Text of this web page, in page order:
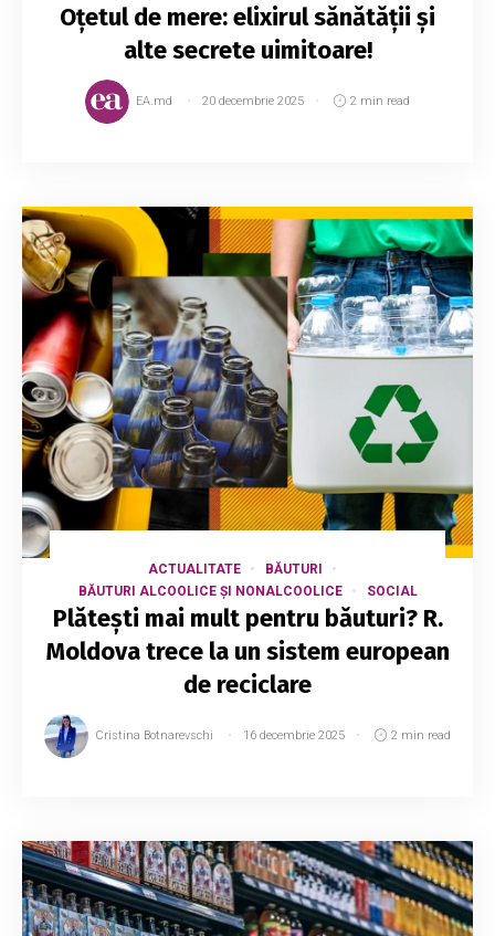
Oțetul de mere: elixirul sănătății și
alte secrete uimitoare!
EA.md 20 decembrie 2025 2 min read
ACTUALITATE
BĂUTURI
BĂUTURI ALCOOLICE ȘI NONALCOOLICE
SOCIAL
Plătești mai mult pentru băuturi? R.
Moldova trece la un sistem european
de reciclare
Cristina Botnarevschi 16 decembrie 2025 2 min read